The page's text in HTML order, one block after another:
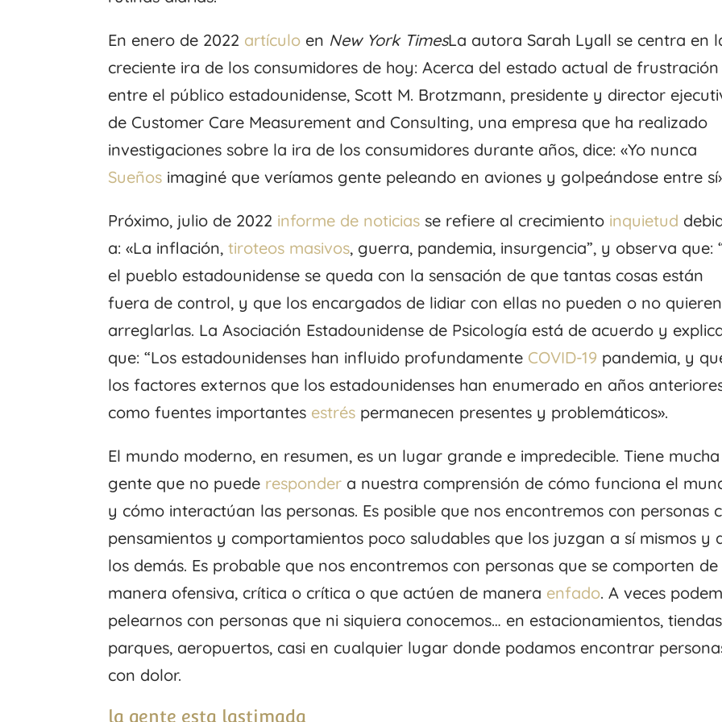
En enero de 2022 artículo en New York TimesLa autora Sarah Lyall se centra en
creciente ira de los consumidores de hoy: Acerca del estado actual de frustración
entre el público estadounidense, Scott M. Brotzmann, presidente y director
de Customer Care Measurement and Consulting, una empresa que ha realizado
investigaciones sobre la ira de los consumidores durante años, dice: «Yo nunca
Sueños imaginé que veríamos gente peleando en aviones y golpeándose entre
Próximo, julio de 2022 informe de noticias se refiere al crecimiento inquietud
a: «La inflación,tiroteos masivos, guerra, pandemia, insurgencia”, y observa que:
el pueblo estadounidense se queda con la sensación de que tantas cosas están
fuera de control, y que los encargados de lidiar con ellas no pueden o no quieren
arreglarlas. La Asociación Estadounidense de Psicología está de acuerdo y
que: “Los estadounidenses han influido profundamente COVID-19 pandemia, y
los factores externos que los estadounidenses han enumerado en años
como fuentes importantes estrés permanecen presentes y problemáticos».
El mundo moderno, en resumen, es un lugar grande e impredecible. Tiene mucha
gente que no puede responder a nuestra comprensión de cómo funciona el
y cómo interactúan las personas. Es posible que nos encontremos con personas
pensamientos y comportamientos poco saludables que los juzgan a sí mismos y
los demás. Es probable que nos encontremos con personas que se comporten de
manera ofensiva, crítica o crítica o que actúen de manera enfado. A veces
pelearnos con personas que ni siquiera conocemos… en estacionamientos,
parques, aeropuertos, casi en cualquier lugar donde podamos encontrar
con dolor.
la gente esta lastimada